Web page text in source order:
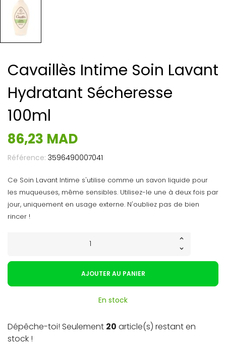
Cavaillès Intime Soin Lavant
Hydratant Sécheresse
100ml
86,23 MAD
Référence: 3596490007041
Ce Soin Lavant Intime s'utilise comme un savon liquide pour
les muqueuses, même sensibles. Utilisez-le une à deux fois par
jour, uniquement en usage externe. N'oubliez pas de bien
rincer !
AJOUTER AU PANIER
En stock
Dépêche-toi! Seulement 20 article(s) restant en
stock !